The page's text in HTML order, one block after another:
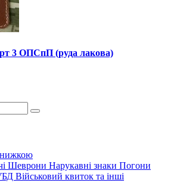
3 ОПСпП (руда лакова)
Шеврони Нарукавні знаки Погони
Військовий квиток та інші